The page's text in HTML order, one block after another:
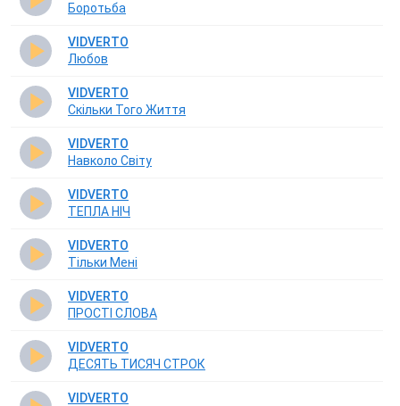
Боротьба
VIDVERTO
Любов
VIDVERTO
Скільки Того Життя
VIDVERTO
Навколо Світу
VIDVERTO
ТЕПЛА НІЧ
VIDVERTO
Тільки Мені
VIDVERTO
ПРОСТІ СЛОВА
VIDVERTO
ДЕСЯТЬ ТИСЯЧ СТРОК
VIDVERTO